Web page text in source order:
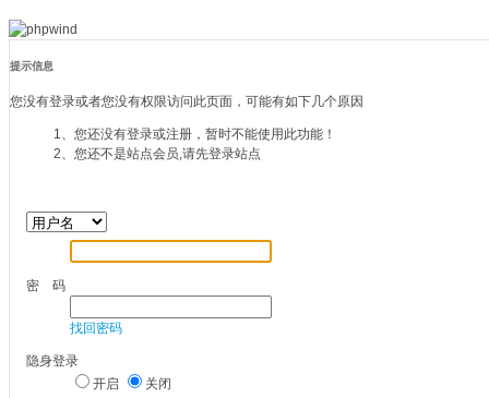
提示信息
您没有登录或者您没有权限访问此页面，可能有如下几个原因
1、您还没有登录或注册，暂时不能使用此功能！
2、您还不是站点会员,请先登录站点
密 码
找回密码
隐身登录
开启
关闭